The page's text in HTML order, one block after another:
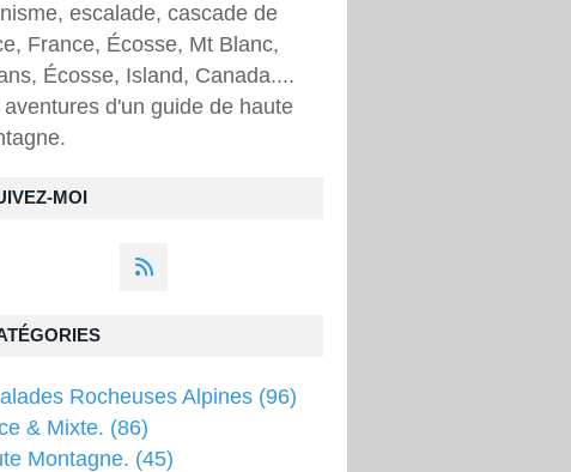
MOI
escalade, cascade de
France, Écosse, Mt Blanc,
Écosse, Island, Canada....
aventures d'un guide de haute
Rocheuses Alpines (96)
& Mixte. (86)
Montagne. (45)